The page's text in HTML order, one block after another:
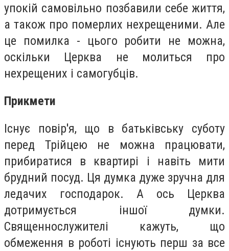
упокій самовільно позбавили себе життя,
а також про померлих нехрещеними. Але
це помилка - цього робити не можна,
оскільки Церква не молиться про
нехрещених і самогубців.
Прикмети
Існує повір'я, що в батьківську суботу
перед Трійцею не можна працювати,
прибиратися в квартирі і навіть мити
брудний посуд. Ця думка дуже зручна для
ледачих господарок. А ось Церква
дотримується іншої думки.
Священнослужителі кажуть, що
обмеження в роботі існують перш за все